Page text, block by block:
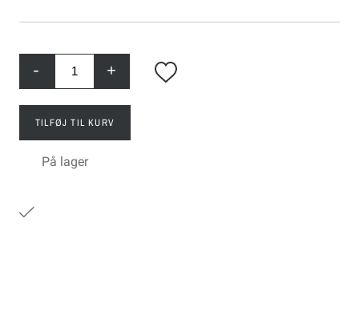
- +
TILFØJ TIL KURV
På lager